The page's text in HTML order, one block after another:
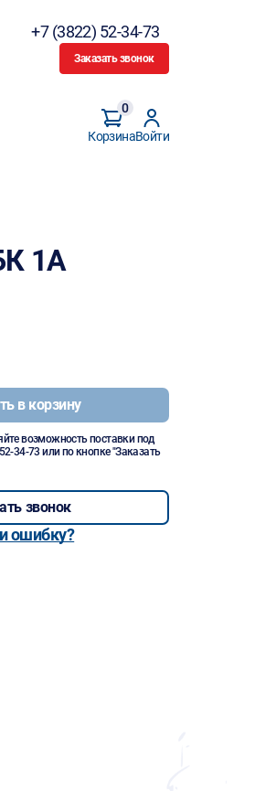
+7 (3822) 52-34-73
Заказать звонок
Корзина
0
Войти
1А
в корзину
возможность поставки под
34-73 или по кнопке "Заказать
звонок
ошибку?